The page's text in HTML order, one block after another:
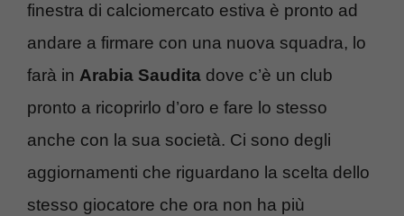
finestra di calciomercato estiva è pronto ad
andare a firmare con una nuova squadra, lo
farà in Arabia Saudita dove c’è un club
pronto a ricoprirlo d’oro e fare lo stesso
anche con la sua società. Ci sono degli
aggiornamenti che riguardano la scelta dello
stesso giocatore che ora non ha più